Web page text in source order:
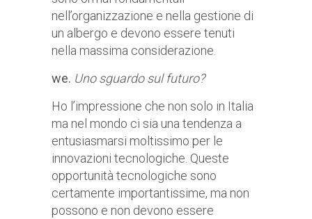
nell’organizzazione e nella gestione di
un albergo e devono essere tenuti
nella massima considerazione.
we. Uno sguardo sul futuro?
Ho l’impressione che non solo in Italia
ma nel mondo ci sia una tendenza a
entusiasmarsi moltissimo per le
innovazioni tecnologiche. Queste
opportunità tecnologiche sono
certamente importantissime, ma non
possono e non devono essere